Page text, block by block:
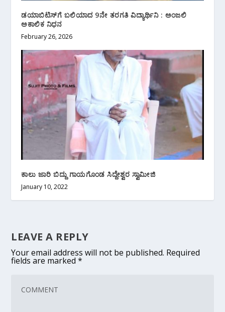
ಡಯಾಬಿಟಿಸ್‌ಗೆ ಬಲಿಯಾದ 9ನೇ ತರಗತಿ ವಿದ್ಯಾರ್ಥಿನಿ : ಅಂಜಲಿ
ಅಕಾಲಿಕ ನಿಧನ
February 26, 2026
ಕಾಲು ಜಾರಿ ಬಿದ್ದು ಗಾಯಗೊಂಡ ಸಿದ್ದೇಶ್ವರ ಸ್ವಾಮೀಜಿ
January 10, 2022
LEAVE A REPLY
Your email address will not be published. Required
fields are marked*